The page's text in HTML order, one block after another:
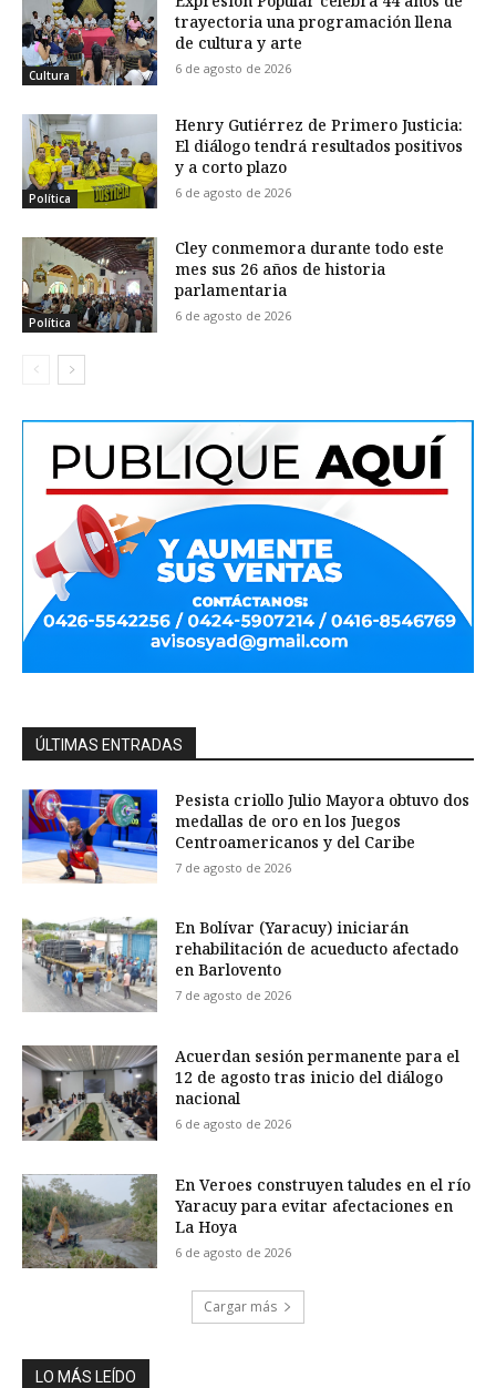
Cultura
trayectoria una programación llena
de cultura y arte
6 de agosto de 2026
Política
Henry Gutiérrez de Primero Justicia:
El diálogo tendrá resultados positivos
y a corto plazo
6 de agosto de 2026
Política
Cley conmemora durante todo este
mes sus 26 años de historia
parlamentaria
6 de agosto de 2026
ÚLTIMAS ENTRADAS
Pesista criollo Julio Mayora obtuvo dos
medallas de oro en los Juegos
Centroamericanos y del Caribe
7 de agosto de 2026
En Bolívar (Yaracuy) iniciarán
rehabilitación de acueducto afectado
en Barlovento
7 de agosto de 2026
Acuerdan sesión permanente para el
12 de agosto tras inicio del diálogo
nacional
6 de agosto de 2026
En Veroes construyen taludes en el río
Yaracuy para evitar afectaciones en
La Hoya
6 de agosto de 2026
Cargar más
LO MÁS LEÍDO